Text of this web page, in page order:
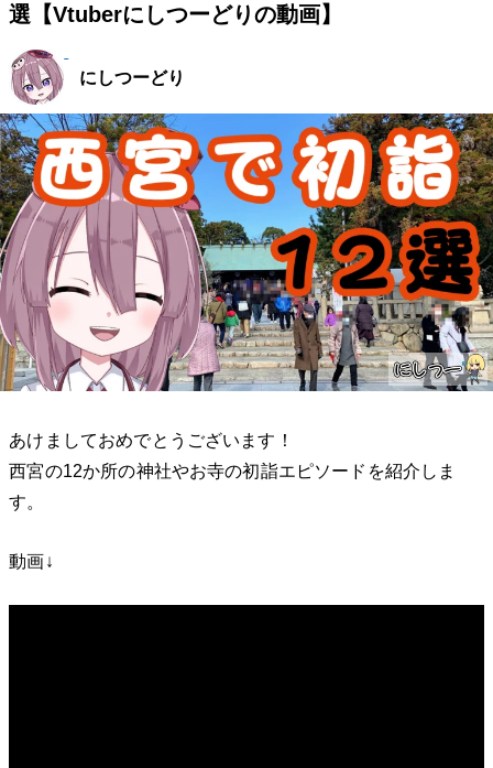
選【Vtuberにしつーどりの動画】
にしつーどり
あけましておめでとうございます！
西宮の12か所の神社やお寺の初詣エピソードを紹介しま
す。
動画↓